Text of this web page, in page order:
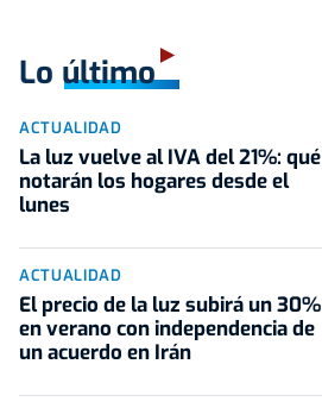
Lo último
ACTUALIDAD
La luz vuelve al IVA del 21%: qué
notarán los hogares desde el
lunes
ACTUALIDAD
El precio de la luz subirá un 30%
en verano con independencia de
un acuerdo en Irán